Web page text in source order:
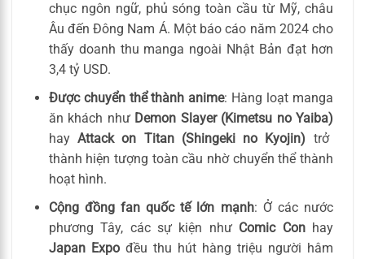
chục ngôn ngữ, phủ sóng toàn cầu từ Mỹ, châu
Âu đến Đông Nam Á. Một báo cáo năm 2024 cho
thấy doanh thu manga ngoài Nhật Bản đạt hơn
3,4 tỷ USD.
Được chuyển thể thành anime: Hàng loạt manga
ăn khách như Demon Slayer (Kimetsu no Yaiba)
hayAttack on Titan (Shingeki no Kyojin) trở
thành hiện tượng toàn cầu nhờ chuyển thể thành
hoạt hình.
Cộng đồng fan quốc tế lớn mạnh: Ở các nước
phương Tây, các sự kiện như Comic Conhay
Japan Expođều thu hút hàng triệu người hâm